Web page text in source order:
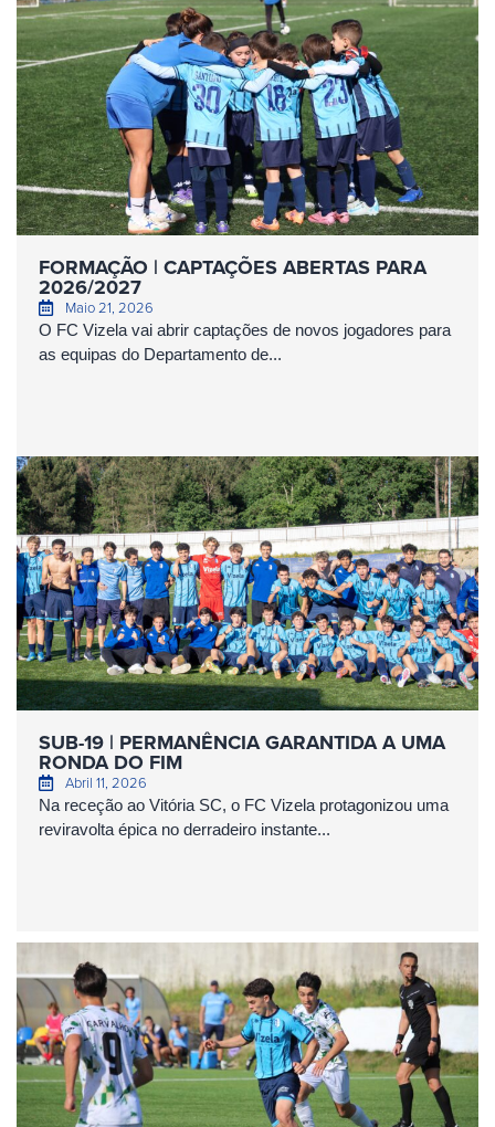
FORMAÇÃO | CAPTAÇÕES ABERTAS PARA
2026/2027
Maio 21, 2026
O FC Vizela vai abrir captações de novos jogadores para
as equipas do Departamento de...
SUB-19 | PERMANÊNCIA GARANTIDA A UMA
RONDA DO FIM
Abril 11, 2026
Na receção ao Vitória SC, o FC Vizela protagonizou uma
reviravolta épica no derradeiro instante...